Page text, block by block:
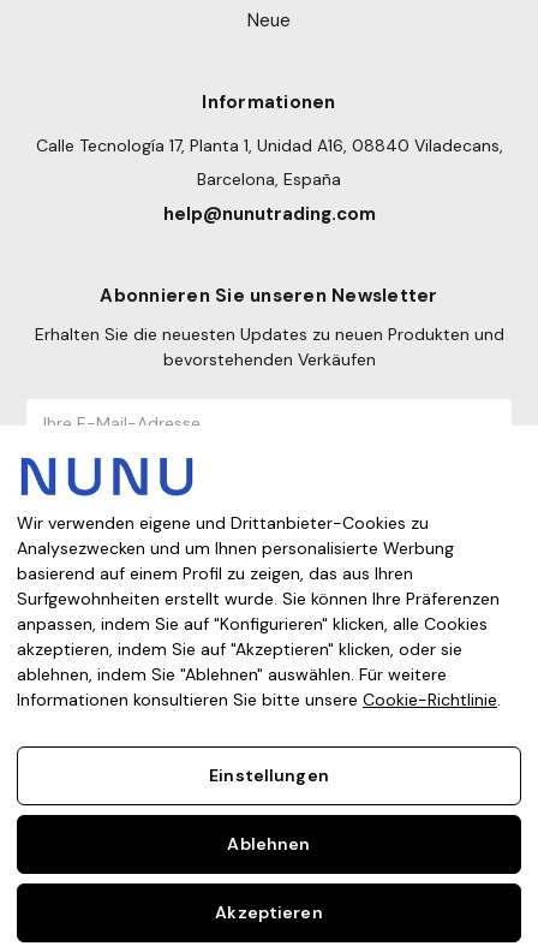
Neue
Informationen
Calle Tecnología 17, Planta 1, Unidad A16, 08840 Viladecans,
Barcelona, España
help@nunutrading.com
Abonnieren Sie unseren Newsletter
Erhalten Sie die neuesten Updates zu neuen Produkten und
bevorstehenden Verkäufen
Adresse
Aus welchem Land kaufen Sie ein?
ImpressumDatenschutzerklärungCookie-richtlinie
© 2026 NUNU TRADING INTERNATIONAL
Wir verwenden eigene und Drittanbieter-Cookies zu
Analysezwecken und um Ihnen personalisierte Werbung
basierend auf einem Profil zu zeigen, das aus Ihren
Surfgewohnheiten erstellt wurde. Sie können Ihre Präferenzen
anpassen, indem Sie auf "Konfigurieren" klicken, alle Cookies
akzeptieren, indem Sie auf "Akzeptieren" klicken, oder sie
ablehnen, indem Sie "Ablehnen" auswählen. Für weitere
Informationen konsultieren Sie bitte unsere Cookie-Richtlinie.
Einstellungen
Ablehnen
Akzeptieren